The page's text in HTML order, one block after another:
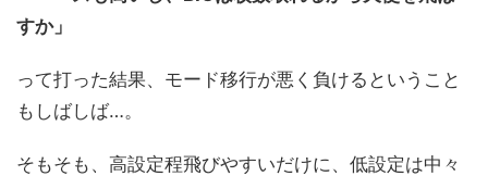
すか」
って打った結果、モード移行が悪く負けるということ
もしばしば…。
そもそも、高設定程飛びやすいだけに、低設定は中々